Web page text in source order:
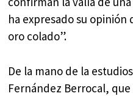
ha expresado su opinión
oro colado”.
De la mano de la
Fernández Berrocal,